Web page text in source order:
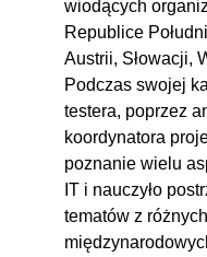
wiodących
Republice
Austrii, Słowacji,
Podczas swojej
testera, poprzez
koordynatora
poznanie wielu
IT i nauczyło
tematów z